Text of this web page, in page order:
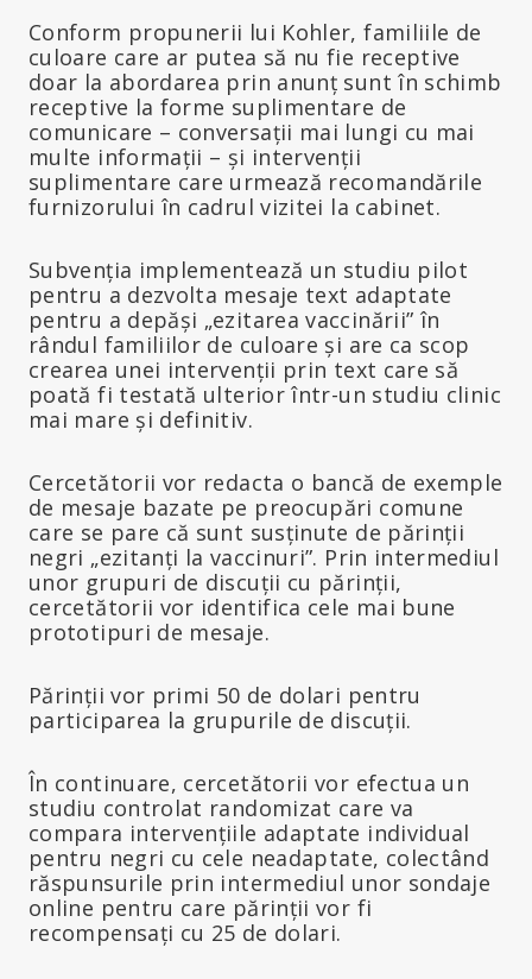
Conform propunerii lui Kohler, familiile de
culoare care ar putea să nu fie receptive
doar la abordarea prin anunț sunt în schimb
receptive la forme suplimentare de
comunicare – conversații mai lungi cu mai
multe informații – și intervenții
suplimentare care urmează recomandările
furnizorului în cadrul vizitei la cabinet.
Subvenția implementează un studiu pilot
pentru a dezvolta mesaje text adaptate
pentru a depăși „ezitarea vaccinării” în
rândul familiilor de culoare și are ca scop
crearea unei intervenții prin text care să
poată fi testată ulterior într-un studiu clinic
mai mare și definitiv.
Cercetătorii vor redacta o bancă de exemple
de mesaje bazate pe preocupări comune
care se pare că sunt susținute de părinții
negri „ezitanți la vaccinuri”. Prin intermediul
unor grupuri de discuții cu părinții,
cercetătorii vor identifica cele mai bune
prototipuri de mesaje.
Părinții vor primi 50 de dolari pentru
participarea la grupurile de discuții.
În continuare, cercetătorii vor efectua un
studiu controlat randomizat care va
compara intervențiile adaptate individual
pentru negri cu cele neadaptate, colectând
răspunsurile prin intermediul unor sondaje
online pentru care părinții vor fi
recompensați cu 25 de dolari.